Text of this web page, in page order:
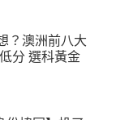
？澳洲前八大
分 選科黃金